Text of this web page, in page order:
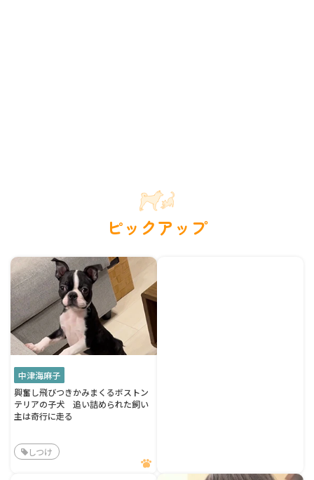
ピックアップ
中津海麻子
興奮し飛びつきかみまくるボストン
テリアの子犬 追い詰められた飼い
主は奇行に走る
しつけ